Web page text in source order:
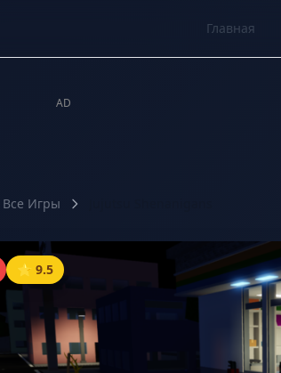
Главная
AD
Все Игры
⭐ 9.5